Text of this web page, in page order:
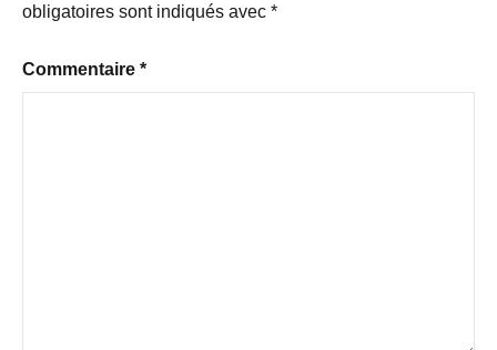
obligatoires sont indiqués avec *
Commentaire *